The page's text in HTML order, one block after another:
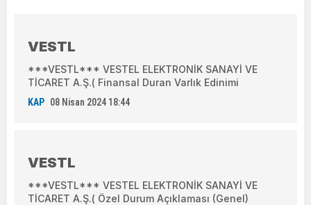
VESTL
***VESTL*** VESTEL ELEKTRONİK SANAYİ VE
TİCARET A.Ş.( Finansal Duran Varlık Edinimi
KAP 08 Nisan 2024 18:44
VESTL
***VESTL*** VESTEL ELEKTRONİK SANAYİ VE
TİCARET A.Ş.( Özel Durum Açıklaması (Genel)